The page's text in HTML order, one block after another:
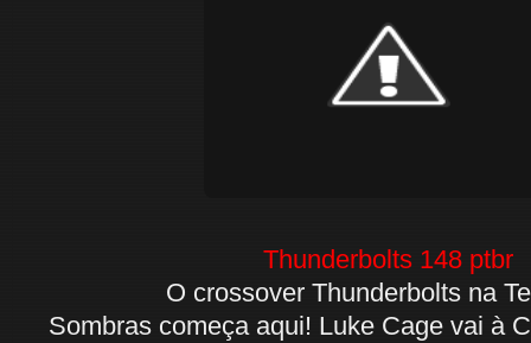
Thunderbolts 148 ptbr
O crossover Thunderbolts na
Sombras começa aqui! Luke Cage vai à